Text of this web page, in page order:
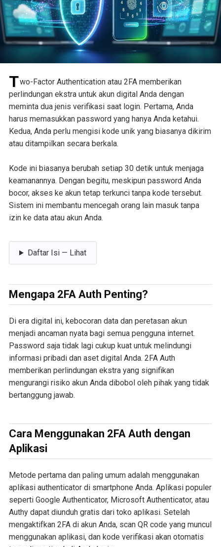
Two-Factor Authentication atau 2FA memberikan
perlindungan ekstra untuk akun digital Anda dengan
meminta dua jenis verifikasi saat login. Pertama, Anda
harus memasukkan password yang hanya Anda ketahui.
Kedua, Anda perlu mengisi kode unik yang biasanya dikirim
atau ditampilkan secara berkala.
Kode ini biasanya berubah setiap 30 detik untuk menjaga
keamanannya. Dengan begitu, meskipun password Anda
bocor, akses ke akun tetap terkunci tanpa kode tersebut.
Sistem ini membantu mencegah orang lain masuk tanpa
izin ke data atau akun Anda.
Daftar Isi — Lihat
Mengapa 2FA Auth Penting?
Di era digital ini, kebocoran data dan peretasan akun
menjadi ancaman nyata bagi semua pengguna internet.
Password saja tidak lagi cukup kuat untuk melindungi
informasi pribadi dan aset digital Anda. 2FA Auth
memberikan perlindungan ekstra yang signifikan
mengurangi risiko akun Anda dibobol oleh pihak yang tidak
bertanggung jawab.
Cara Menggunakan 2FA Auth dengan
Aplikasi
Metode pertama dan paling umum adalah menggunakan
aplikasi authenticator di smartphone Anda. Aplikasi populer
seperti Google Authenticator, Microsoft Authenticator, atau
Authy dapat diunduh gratis dari toko aplikasi. Setelah
mengaktifkan 2FA di akun Anda, scan QR code yang muncul
menggunakan aplikasi, dan kode verifikasi akan otomatis